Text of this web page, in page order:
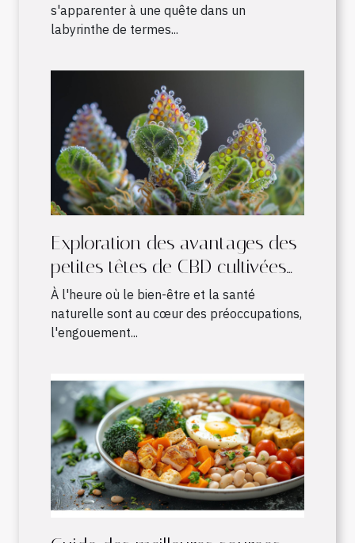
s'apparenter à une quête dans un
labyrinthe de termes...
Exploration des avantages des
petites têtes de CBD cultivées
en intérieur
À l'heure où le bien-être et la santé
naturelle sont au cœur des préoccupations,
l'engouement...